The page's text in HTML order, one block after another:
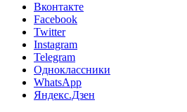
Вконтакте
Facebook
Twitter
Instagram
Telegram
Одноклассники
WhatsApp
Яндекс.Дзен